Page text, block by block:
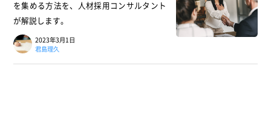
を集める方法を、人材採用コンサルタント
が解説します。
2023年3月1日
君島理久